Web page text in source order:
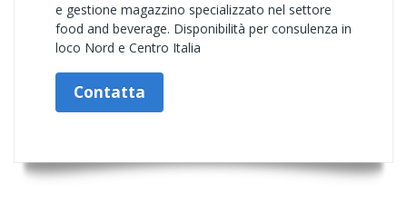
e gestione magazzino specializzato nel settore
food and beverage. Disponibilità per consulenza in
loco Nord e Centro Italia
Contatta